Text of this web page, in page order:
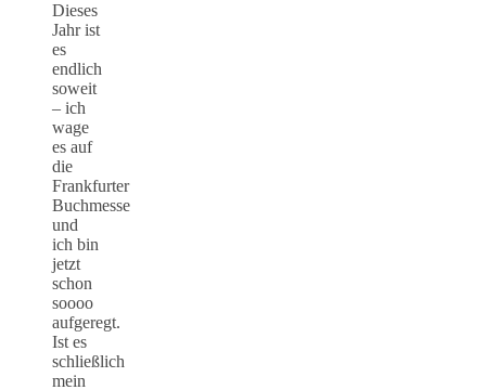
Dieses
Jahr ist
es
endlich
soweit
– ich
wage
es auf
die
Frankfurter
Buchmesse
und
ich bin
jetzt
schon
soooo
aufgeregt.
Ist es
schließlich
mein